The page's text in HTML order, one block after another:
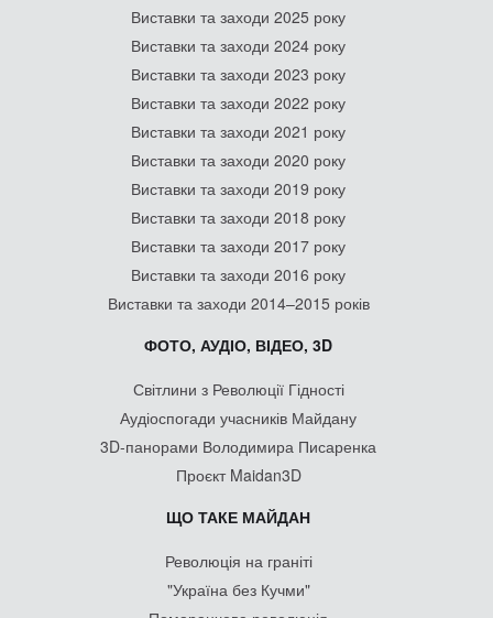
Виставки та заходи 2025 року
Виставки та заходи 2024 року
Виставки та заходи 2023 року
Виставки та заходи 2022 року
Виставки та заходи 2021 року
Виставки та заходи 2020 року
Виставки та заходи 2019 року
Виставки та заходи 2018 року
Виставки та заходи 2017 року
Виставки та заходи 2016 року
Виставки та заходи 2014–2015 років
ФОТО, АУДІО, ВІДЕО, 3D
Світлини з Революції Гідності
Аудіоспогади учасників Майдану
3D-панорами Володимира Писаренка
Проєкт Maidan3D
ЩО ТАКЕ МАЙДАН
Революція на граніті
"Україна без Кучми"